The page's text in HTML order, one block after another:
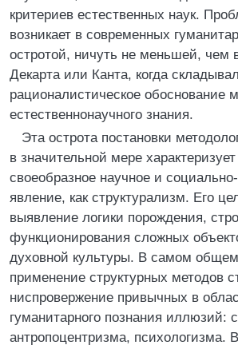
критериев естественных наук.
возникает в современных
остротой, ничуть не меньшей, чем
Декарта или Канта, когда
рационалистическое обоснование
естественнонаучного знания.
Эта острота постановки
в значительной мере
своеобразное научное и
явление, как структурализм. Его
выявление логики порождения,
функционирования сложных
духовной культуры. В самом
применение структурных методов
ниспровержение привычных в
гуманитарного познания иллюзий:
антропоцентризма, психологизма. В